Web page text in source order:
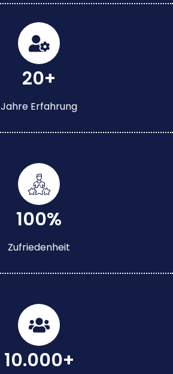
20+
Jahre Erfahrung
100%
Zufriedenheit
10.000+